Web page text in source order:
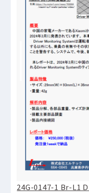
24G-0147-1 Br-L1